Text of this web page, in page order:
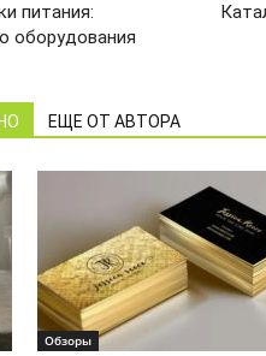
питания:
оборудования
ЕЩЕ ОТ АВТОРА
Обзоры